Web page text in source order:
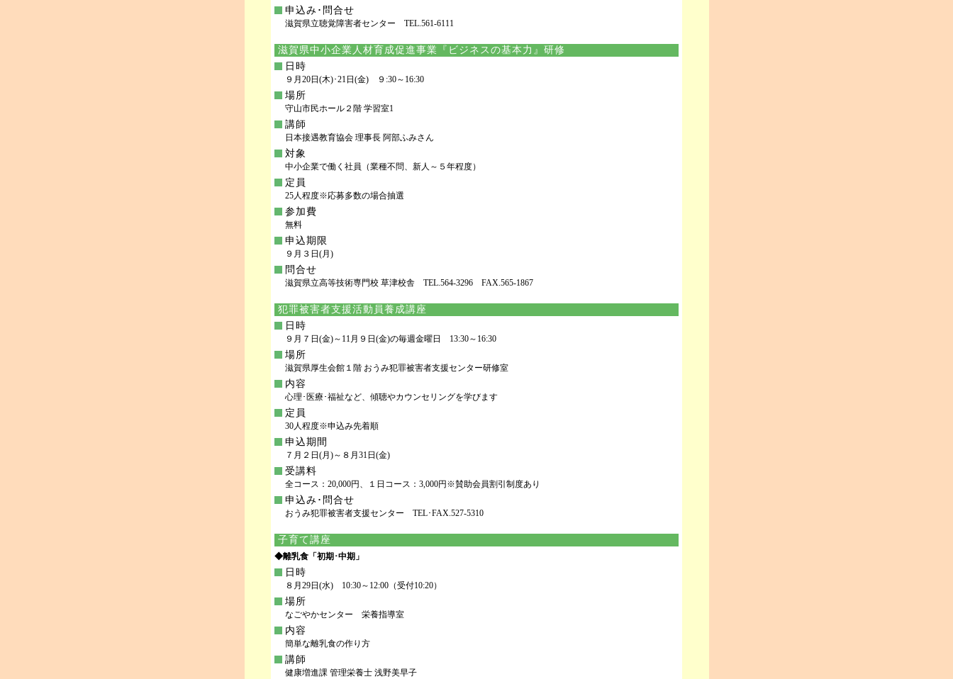
申込み･問合せ
滋賀県立聴覚障害者センター TEL.561-6111
滋賀県中小企業人材育成促進事業『ビジネスの基本力』研修
日時
９月20日(木)･21日(金) ９:30～16:30
場所
守山市民ホール２階 学習室1
講師
日本接遇教育協会 理事長 阿部ふみさん
対象
中小企業で働く社員（業種不問、新人～５年程度）
定員
25人程度※応募多数の場合抽選
参加費
無料
申込期限
９月３日(月)
問合せ
滋賀県立高等技術専門校 草津校舎 TEL.564-3296 FAX.565-1867
犯罪被害者支援活動員養成講座
日時
９月７日(金)～11月９日(金)の毎週金曜日 13:30～16:30
場所
滋賀県厚生会館１階 おうみ犯罪被害者支援センター研修室
内容
心理･医療･福祉など、傾聴やカウンセリングを学びます
定員
30人程度※申込み先着順
申込期間
７月２日(月)～８月31日(金)
受講料
全コース：20,000円、１日コース：3,000円※賛助会員割引制度あり
申込み･問合せ
おうみ犯罪被害者支援センター TEL･FAX.527-5310
子育て講座
◆離乳食「初期･中期」
日時
８月29日(水) 10:30～12:00（受付10:20）
場所
なごやかセンター 栄養指導室
内容
簡単な離乳食の作り方
講師
健康増進課 管理栄養士 浅野美早子